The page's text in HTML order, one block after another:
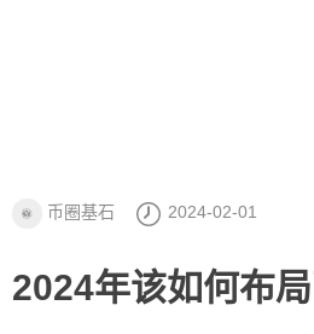
币圈基石 2024-02-01
2024年该如何布